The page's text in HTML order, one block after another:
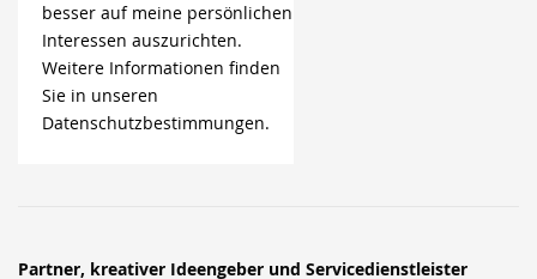
besser auf meine persönlichen
Interessen auszurichten.
Weitere Informationen finden
Sie in unseren
Datenschutzbestimmungen.
Partner, kreativer Ideengeber und Servicedienstleister